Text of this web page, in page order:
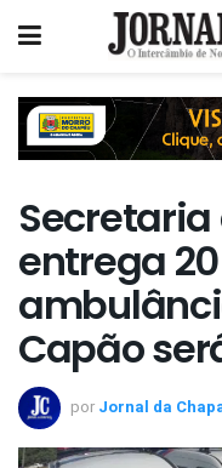
entrega
Capão
por Jornal da